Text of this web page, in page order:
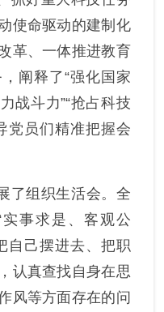
使命驱动的建制化
革、一体推进教育
阐释了“强化国家
战斗力”“抢占科技
党员们精准把握会
了组织生活会。全
实事求是、客观公
自己摆进去、把职
认真查找自身在思
风等方面存在的问